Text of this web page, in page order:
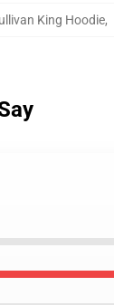
King Hoodie,